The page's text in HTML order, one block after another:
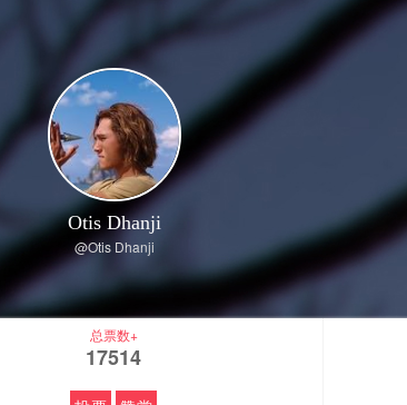
Otis Dhanji
@Otis Dhanji
总票数+
17514